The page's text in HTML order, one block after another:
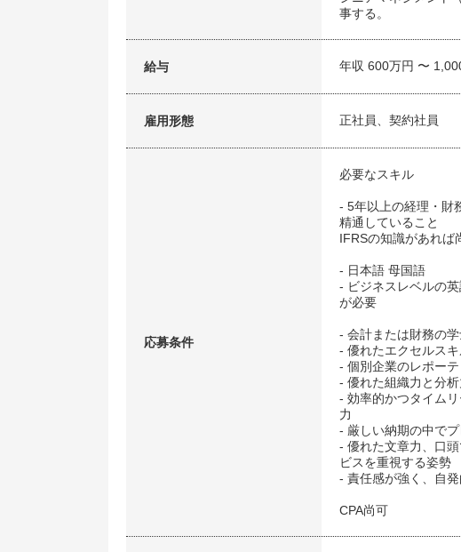
事する。
給与 年収 600万円 〜
雇用形態 正社員、契約社員
応募条件
必要なスキル
- 5年以上の経理・財
精通していること
IFRSの知識があれば
- 日本語 母国語
‐ ビジネスレベルの
が必要
- 会計または財務の
- 優れたエクセルス
- 個別企業のレポー
- 優れた組織力と分析
- 効率的かつタイム
力
- 厳しい納期の中で
- 優れた文章力、口
ビスを重視する姿勢
- 責任感が強く、自
CPA尚可